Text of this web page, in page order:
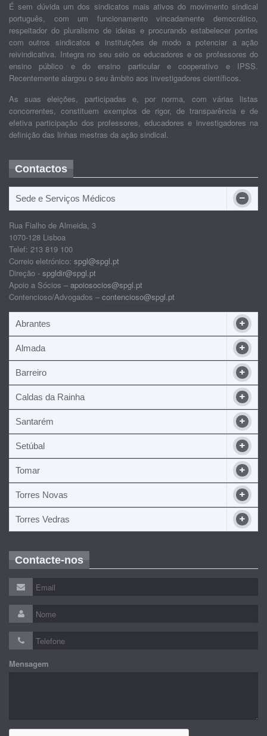
É sem dúvida um dos sindicatos mais ativos do movimento sindical
português, com um funcionamento vincadamente democrático,
respeitador do pluralismo de ideias e procurando estabelecer pontes
com outros sindicatos e instituições de modo a potenciar a ação
reivindicativa. Integra no seu seio os educadores e os professores do
ensino público e do ensino particular e cooperativo e IPSS.
Recentemente alargou o seu âmbito aos investigadores científicos.
As suas eleições, participadas e, por norma, com várias listas
concorrentes, constituem exemplos de rigor, de transparência e de
efetiva participação dos professores, educadores e investigadores na
definição das linhas mestras da ação sindical.
Contactos
Sede e Serviços Médicos
Rua Fialho de Almeida, 3
1070-128 Lisboa
Telef: 213 819 100
Correio eletrónico: spgl@spgl.pt
Direção - spgldir@spgl.pt
Apoio a Sócios – apoiosocios@spgl.pt
Contencioso/Advogados – contencioso@spgl.pt
Abrantes
Almada
Barreiro
Caldas da Rainha
Santarém
Setúbal
Tomar
Torres Novas
Torres Vedras
Contacte-nos
Mensagem